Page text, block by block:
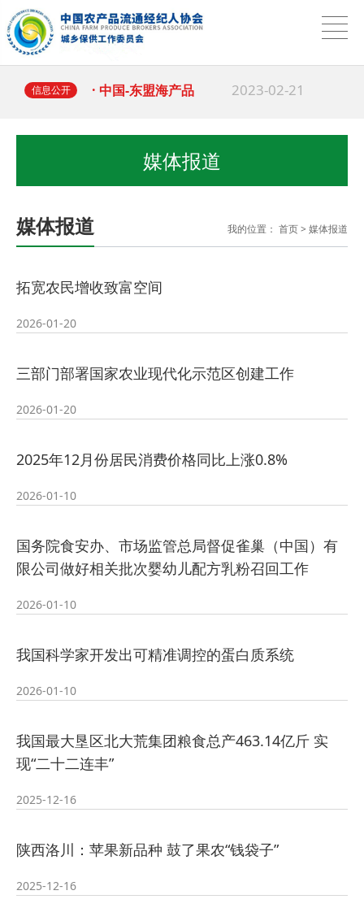
信息公开
· 习近平：坚持和落
· 中国-东盟海产品 2023-02-21
·中国农产品流通经 2025-04-01
· 多地出台行动计划 2025-03-18
· 习近平：坚持和落 2025-03-18
· 中国-东盟海产品
媒体报道
媒体报道 我的位置： 首页> 媒体报道
拓宽农民增收致富空间
2026-01-20
三部门部署国家农业现代化示范区创建工作
2026-01-20
2025年12月份居民消费价格同比上涨0.8%
2026-01-10
国务院食安办、市场监管总局督促雀巢（中国）有
限公司做好相关批次婴幼儿配方乳粉召回工作
2026-01-10
我国科学家开发出可精准调控的蛋白质系统
2026-01-10
我国最大垦区北大荒集团粮食总产463.14亿斤 实
现“二十二连丰”
2025-12-16
陕西洛川：苹果新品种 鼓了果农“钱袋子”
2025-12-16